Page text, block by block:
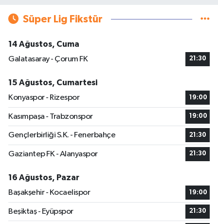
Süper Lig Fikstür
14 Ağustos, Cuma
Galatasaray - Çorum FK
21:30
15 Ağustos, Cumartesi
Konyaspor - Rizespor
19:00
Kasımpaşa - Trabzonspor 19:00
Gençlerbirliği S.K. - Fenerbahçe 21:30
Gaziantep FK - Alanyaspor 21:30
16 Ağustos, Pazar
Başakşehir - Kocaelispor
19:00
Beşiktaş - Eyüpspor 21:30